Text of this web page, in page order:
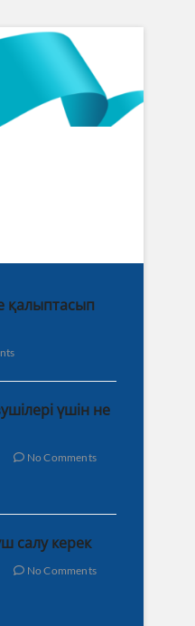
қалыптасып
үшін не
No Comments
салу керек
No Comments